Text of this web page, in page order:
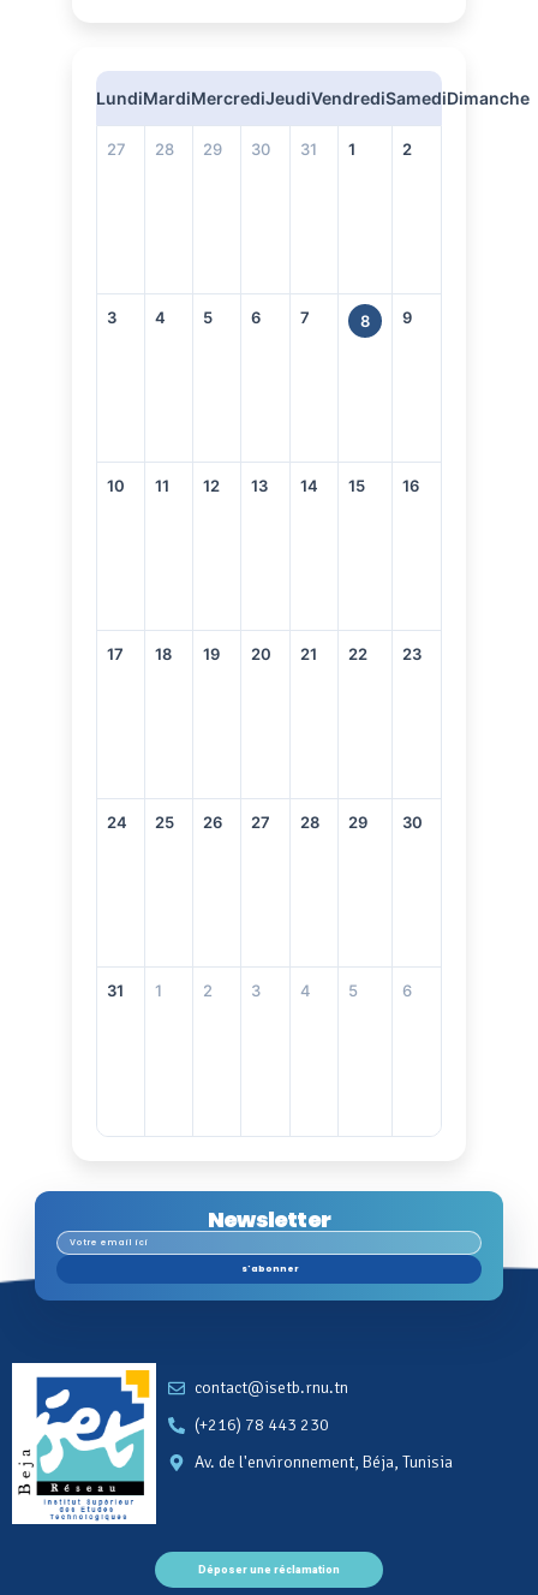
LundiMardiMercrediJeudiVendrediSamediDimanche
27 28 29 30 31 1 2
3 4 5 6 7 8 9
10 11 12 13 14 15 16
17 18 19 20 21 22 23
24 25 26 27 28 29 30
31 1 2 3 4 5 6
Newsletter
s'abonner
contact@isetb.rnu.tn
(+216) 78 443 230
Av. de l'environnement, Béja, Tunisia
Déposer une réclamation